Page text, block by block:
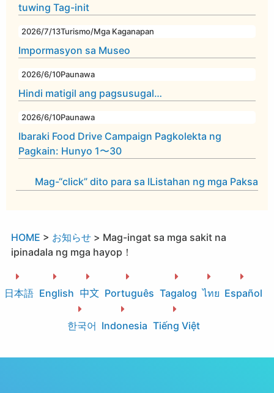
tuwing Tag-init
2026/7/13Turismo/Mga Kaganapan
Impormasyon sa Museo
2026/6/10Paunawa
Hindi matigil ang pagsusugal…
2026/6/10Paunawa
Ibaraki Food Drive Campaign Pagkolekta ng
Pagkain: Hunyo 1〜30
Mag-“click” dito para sa lListahan ng mga Paksa
HOME > お知らせ > Mag-ingat sa mga sakit na
ipinadala ng mga hayop！
日本語 English 中文 Português Tagalog ไทย Español
한국어 Indonesia Tiếng Việt